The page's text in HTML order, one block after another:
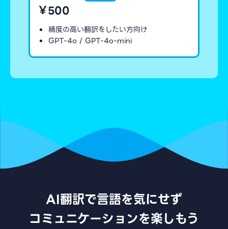
￥500
精度の高い翻訳をしたい方向け
GPT-4o / GPT-4o-mini
AI翻訳で言語を気にせず
コミュニケーションを楽しもう